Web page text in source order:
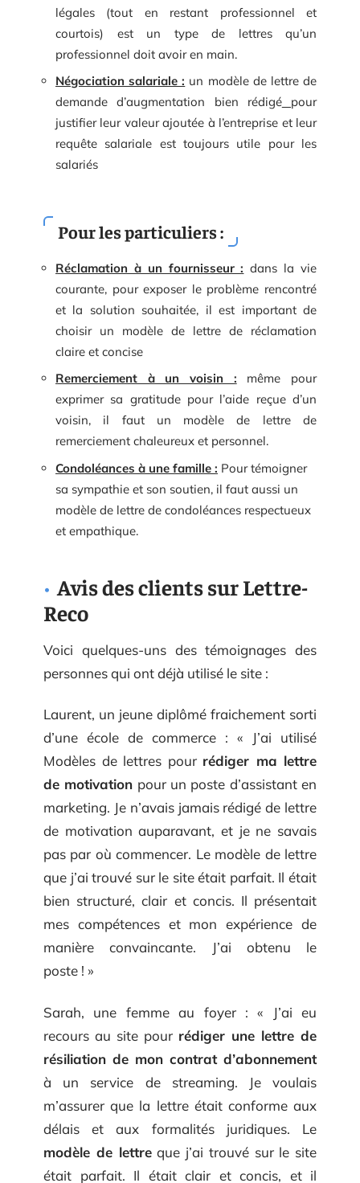
légales (tout en restant professionnel et
courtois) est un type de lettres qu’un
professionnel doit avoir en main.
Négociation salariale : un modèle de lettre de
demande d’augmentation bien rédigé
pour
justifier leur valeur ajoutée à l’entreprise et leur
requête salariale est toujours utile pour les
salariés
Pour les particuliers :
Réclamation à un fournisseur : dans la vie
courante, pour exposer le problème rencontré
et la solution souhaitée, il est important de
choisir un modèle de lettre de réclamation
claire et concise
Remerciement à un voisin : même pour
exprimer sa gratitude pour l’aide reçue d’un
voisin, il faut un modèle de lettre de
remerciement chaleureux et personnel.
Condoléances à une famille : Pour témoigner
sa sympathie et son soutien, il faut aussi un
modèle de lettre de condoléances respectueux
et empathique.
Avis des clients sur Lettre-
Reco
Voici quelques-uns des témoignages des
personnes qui ont déjà utilisé le site :
Laurent, un jeune diplômé fraichement sorti
d’une école de commerce : « J’ai utilisé
Modèles de lettres pour rédiger ma lettre
de motivation pour un poste d’assistant en
marketing. Je n’avais jamais rédigé de lettre
de motivation auparavant, et je ne savais
pas par où commencer. Le modèle de lettre
que j’ai trouvé sur le site était parfait. Il était
bien structuré, clair et concis. Il présentait
mes compétences et mon expérience de
manière convaincante. J’ai obtenu le
poste ! »
Sarah, une femme au foyer : « J’ai eu
recours au site pour rédiger une lettre de
résiliation de mon contrat d’abonnement
à un service de streaming. Je voulais
m’assurer que la lettre était conforme aux
délais et aux formalités juridiques. Le
modèle de lettreque j’ai trouvé sur le site
était parfait. Il était clair et concis, et il